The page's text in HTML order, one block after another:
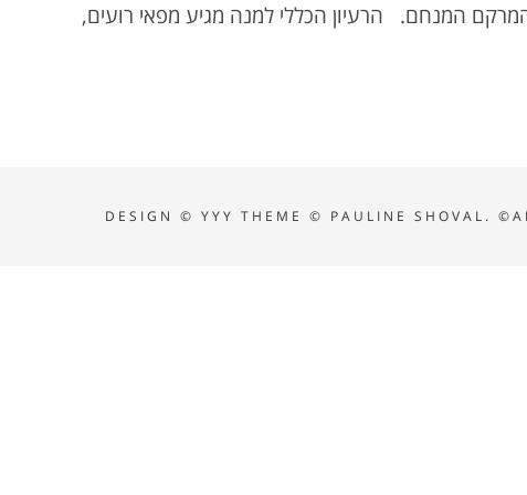
המנחם. הרעיון הכללי למנה מגיע מפאי רועים,
THEME © PAULINE SHOVAL.
DESIGN © YYY